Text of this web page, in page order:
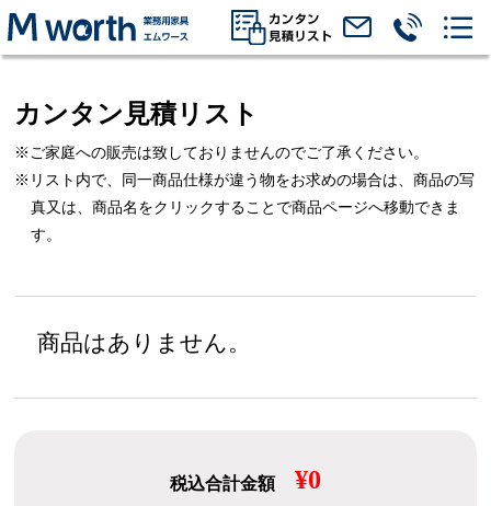
カンタン見積リスト
※ご家庭への販売は致しておりませんのでご了承ください。
※リスト内で、同一商品仕様が違う物をお求めの場合は、商品の写
真又は、商品名をクリックすることで商品ページへ移動できま
す。
商品はありません。
税込合計金額 ¥0